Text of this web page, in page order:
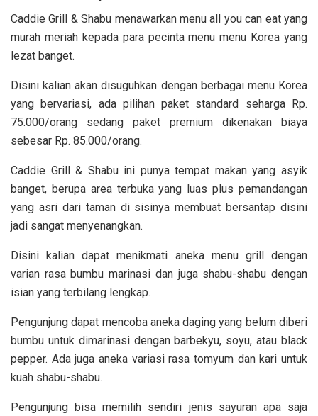
Caddie Grill & Shabu menawarkan menu all you can eat yang
murah meriah kepada para pecinta menu menu Korea yang
lezat banget.
Disini kalian akan disuguhkan dengan berbagai menu Korea
yang bervariasi, ada pilihan paket standard seharga Rp.
75.000/orang sedang paket premium dikenakan biaya
sebesar Rp. 85.000/orang.
Caddie Grill & Shabu ini punya tempat makan yang asyik
banget, berupa area terbuka yang luas plus pemandangan
yang asri dari taman di sisinya membuat bersantap disini
jadi sangat menyenangkan.
Disini kalian dapat menikmati aneka menu grill dengan
varian rasa bumbu marinasi dan juga shabu-shabu dengan
isian yang terbilang lengkap.
Pengunjung dapat mencoba aneka daging yang belum diberi
bumbu untuk dimarinasi dengan barbekyu, soyu, atau black
pepper. Ada juga aneka variasi rasa tomyum dan kari untuk
kuah shabu-shabu.
Pengunjung bisa memilih sendiri jenis sayuran apa saja